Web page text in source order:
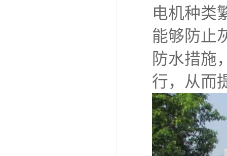
电机种类
能够防止
防水措施
行，从而